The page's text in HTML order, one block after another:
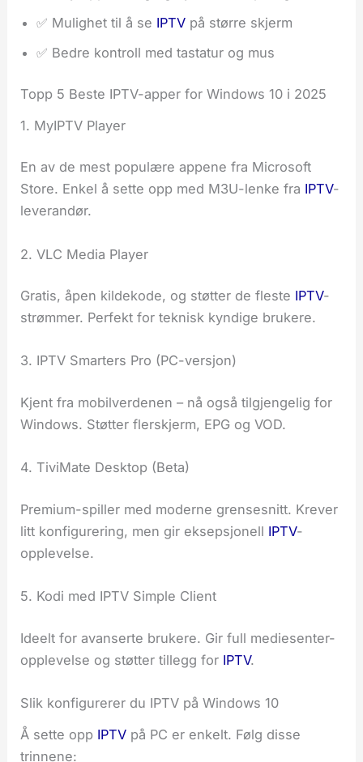
✅ Mulighet til å se IPTV på større skjerm
✅ Bedre kontroll med tastatur og mus
Topp 5 Beste IPTV-apper for Windows 10 i 2025
1. MyIPTV Player
En av de mest populære appene fra Microsoft
Store. Enkel å sette opp med M3U-lenke fra IPTV-
leverandør.
2. VLC Media Player
Gratis, åpen kildekode, og støtter de fleste IPTV-
strømmer. Perfekt for teknisk kyndige brukere.
3. IPTV Smarters Pro (PC-versjon)
Kjent fra mobilverdenen – nå også tilgjengelig for
Windows. Støtter flerskjerm, EPG og VOD.
4. TiviMate Desktop (Beta)
Premium-spiller med moderne grensesnitt. Krever
litt konfigurering, men gir eksepsjonell IPTV-
opplevelse.
5. Kodi med IPTV Simple Client
Ideelt for avanserte brukere. Gir full mediesenter-
opplevelse og støtter tillegg for IPTV.
Slik konfigurerer du IPTV på Windows 10
Å sette opp IPTV på PC er enkelt. Følg disse
trinnene: